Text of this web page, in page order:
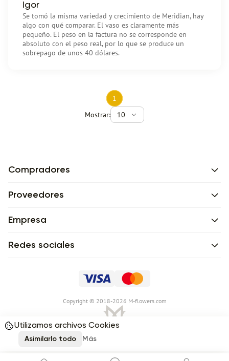
Igor
Se tomó la misma variedad y crecimiento de Meridian, hay
algo con qué comparar. El vaso es claramente más
pequeño. El peso en la factura no se corresponde en
absoluto con el peso real, por lo que se produce un
sobrepago de unos 40 dólares.
1
Mostrar:
10
Compradores
Proveedores
Empresa
Redes sociales
Сopyright © 2018-2026 M-flowers.com
Utilizamos archivos Cookies
Asimilarlo todo Más